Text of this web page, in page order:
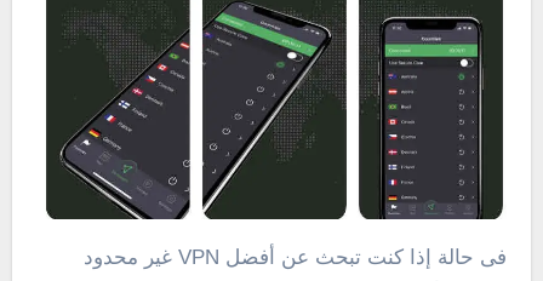
فى حالة إذا كنت تبحث عن أفضل VPN غير محدود